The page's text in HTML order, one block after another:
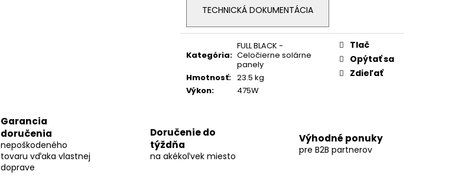
TECHNICKÁ DOKUMENTÁCIA
Kategória:
FULL BLACK -
Celočierne solárne
panely
Hmotnosť: 23.5 kg
Výkon: 475W
Tlač
Opýtať sa
Zdieľať
Garancia
doručenia
nepoškodeného
tovaru vďaka vlastnej
doprave
Doručenie do
týždňa
na akékoľvek miesto
Výhodné ponuky
pre B2B partnerov